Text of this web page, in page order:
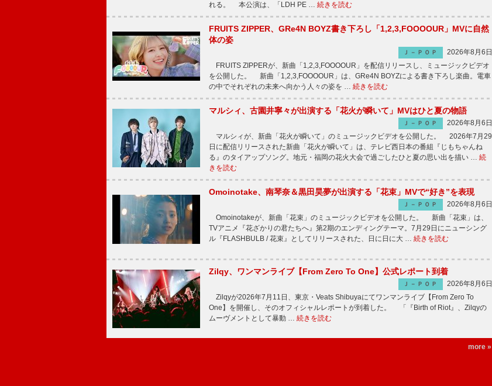
れる。 本公演は、「LDH PE … 続きを読む
FRUITS ZIPPER、GRe4N BOYZ書き下ろし「1,2,3,FOOOOUR」MVに自然
体の姿
Ｊ－ＰＯＰ
2026年8月6日
FRUITS ZIPPERが、新曲「1,2,3,FOOOOUR」を配信リリースし、ミュージックビデオ
を公開した。 新曲「1,2,3,FOOOOUR」は、GRe4N BOYZによる書き下ろし楽曲。電車
の中でそれぞれの未来へ向かう人々の姿を … 続きを読む
マルシィ、古園井寧々が出演する「花火が瞬いて」MVはひと夏の物語
Ｊ－ＰＯＰ
2026年8月6日
マルシィが、新曲「花火が瞬いて」のミュージックビデオを公開した。 2026年7月29
日に配信リリースされた新曲「花火が瞬いて」は、テレビ西日本の番組『じもちゃんね
る』のタイアップソング。地元・福岡の花火大会で過ごしたひと夏の思い出を描い … 続
きを読む
Omoinotake、南琴奈＆黒田昊夢が出演する「花束」MVで“好き”を表現
Ｊ－ＰＯＰ
2026年8月6日
Omoinotakeが、新曲「花束」のミュージックビデオを公開した。 新曲「花束」は、
TVアニメ『花ざかりの君たちへ』第2期のエンディングテーマ。7月29日にニューシング
ル『FLASHBULB / 花束』としてリリースされた、日に日に大 … 続きを読む
Zilqy、ワンマンライブ【From Zero To One】公式レポート到着
Ｊ－ＰＯＰ
2026年8月6日
Zilqyが2026年7月11日、東京・Veats Shibuyaにてワンマンライブ【From Zero To
One】を開催し、そのオフィシャルレポートが到着した。 「『Birth of Riot』、Zilqyの
ムーヴメントとして暴動 … 続きを読む
more »